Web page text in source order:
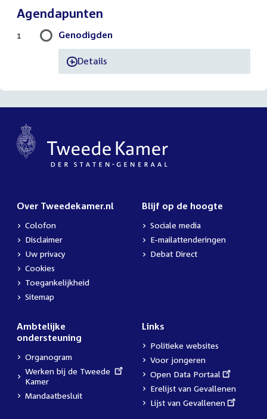
Agendapunten
Genodigden
-Details
1
Over Tweedekamer.nl
Colofon
Disclaimer
Uw privacy
Cookies
Toegankelijkheid
Sitemap
Blijf op de hoogte
Sociale media
E-mailattenderingen
Debat Direct
Ambtelijke
ondersteuning
Organogram
External
link:
Werken bij de Tweede
Kamer
Mandaatbesluit
Links
Politieke websites
Voor jongeren
External
link:
Open Data Portaal
Erelijst van Gevallenen
External
Lijst van Gevallenen